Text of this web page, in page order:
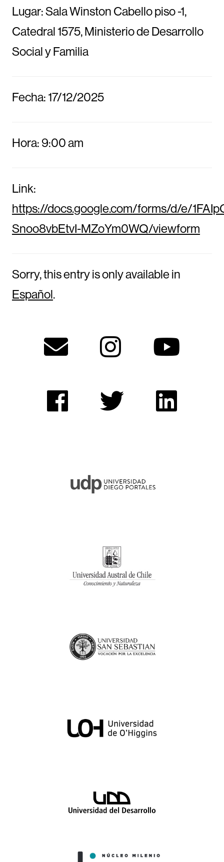
Lugar: Sala Winston Cabello piso -1,
Catedral 1575, Ministerio de Desarrollo
Social y Familia
Fecha: 17/12/2025
Hora: 9:00 am
Link:
https://docs.google.com/forms/d/e/
Snoo8vbEtvI-MZoYm0WQ/viewform
Sorry, this entry is only available in
Español.